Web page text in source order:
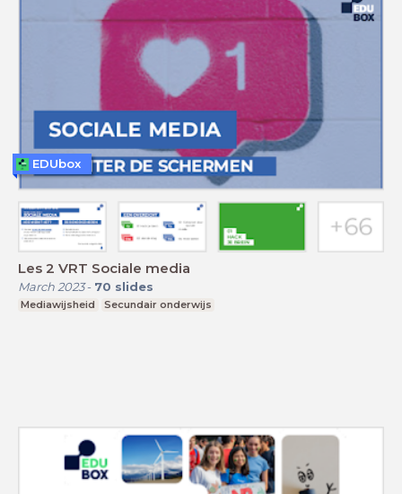
Les 2 VRT Sociale media
March 2023- 70 slides
Mediawijsheid Secundair onderwijs
EDUbox